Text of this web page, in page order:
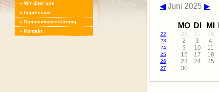
◀Juni 2025 ▶
MO DI MI
22 26 27 28
23 2 3 4
24 9 10 11
25 16 17 18
26 23 24 25
27 30
» Wir über uns
» Impressum
» Datenschutzerklärung
» Kontakt